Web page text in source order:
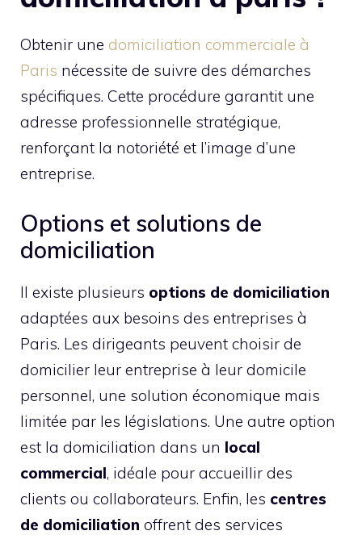
Obtenir une domiciliation commerciale à
Paris nécessite de suivre des démarches
spécifiques. Cette procédure garantit une
adresse professionnelle stratégique,
renforçant la notoriété et l’image d’une
entreprise.
Options et solutions de
domiciliation
Il existe plusieurs options de domiciliation
adaptées aux besoins des entreprises à
Paris. Les dirigeants peuvent choisir de
domicilier leur entreprise à leur domicile
personnel, une solution économique mais
limitée par les législations. Une autre option
est la domiciliation dans un local
commercial, idéale pour accueillir des
clients ou collaborateurs. Enfin, les centres
de domiciliation offrent des services